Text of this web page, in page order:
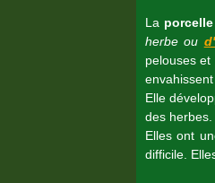
La
herbe ou
pelouses
Elle
des herbes.
Elles ont
difficile.